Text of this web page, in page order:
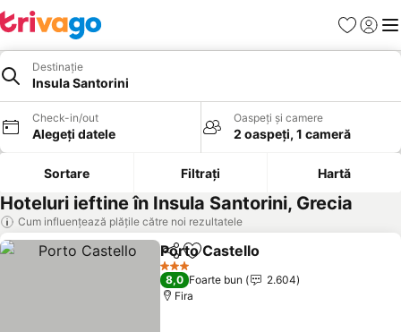
Favorite
Destinație
Insula Santorini
Check-in/out
Alegeți datele
Oaspeți și camere
2 oaspeți, 1 cameră
Sortare Filtrați Hartă
Hoteluri ieftine în Insula Santorini, Grecia
Cum influențează plățile către noi rezultatele
DistribuițiAdăugaţi la favorite
Porto Castello
3 Stele
8,0 Foarte bun
2.604
Fira